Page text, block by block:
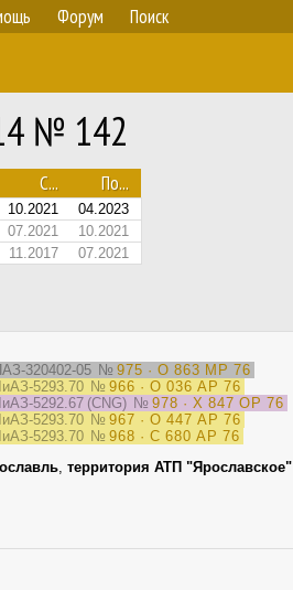
Форум Поиск
№ 142
С... По...
10.2021 04.2023
07.2021 10.2021
11.2017 07.2021
320402-05 № 975 · О 863 МР 76
5293.70 № 966 · О 036 АР 76
5292.67 (CNG) № 978 · Х 847 ОР 76
5293.70 № 967 · О 447 АР 76
5293.70 № 968 · С 680 АР 76
, территория АТП "Ярославское"